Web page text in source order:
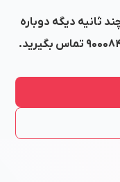
ثانیه دیگه دوباره
تماس بگیرید.